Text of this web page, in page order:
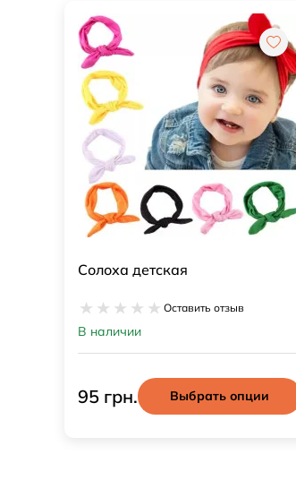
Солоха детская
Оставить отзыв
В наличии
95 грн. Выбрать опции